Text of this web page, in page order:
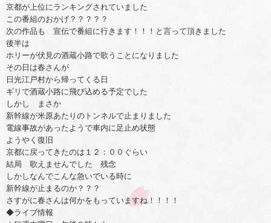
京都が上位にランキングされていました
この番組のおかげ？？？？？
次の作品も 宣伝で番組に行きます！！！と言って頂きました
後半は
ホリーが伏見の酒蔵小路で歌うことになりました
その日は春さんが
日光江戸村から帰ってくる日
ギリで酒蔵小路に飛び込める予定でした
しかし まさか
新幹線が米原あたりのトンネルで止まりました
電線事故があったようで車内に足止め状態
ようやく復旧
京都に戻ってきたのは１２：００ぐらい
結局 歌えませんでした 残念
しかしなんでこんな急いでいる時に
新幹線が止まるのか？？？
さすがに春さんは何かをもっていますね！！！！
◆ライブ情報